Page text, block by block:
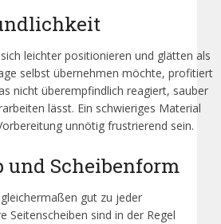
leichter positionieren und glätten als
selbst übernehmen möchte, profitiert
nicht überempfindlich reagiert, sauber
lässt. Ein schwieriges Material
unnötig frustrierend sein.
und Scheibenform
gut zu jeder
Seitenscheiben sind in der Regel